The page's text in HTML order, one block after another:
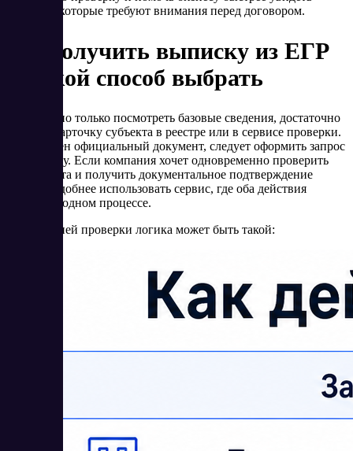
факторы, которые требуют внимания перед договором.
Где получить выписку из ЕГР
и какой способ выбрать
Если нужно только посмотреть базовые сведения, достаточно
открыть карточку субъекта в реестре или в сервисе проверки.
Если нужен официальный документ, следует оформить запрос
на выписку. Если компания хочет одновременно проверить
контрагента и получить документальное подтверждение
данных, удобнее использовать сервис, где оба действия
связаны в одном процессе.
Для внешней проверки логика может быть такой: